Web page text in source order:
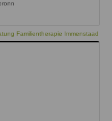
Familientherapie Immenstaad